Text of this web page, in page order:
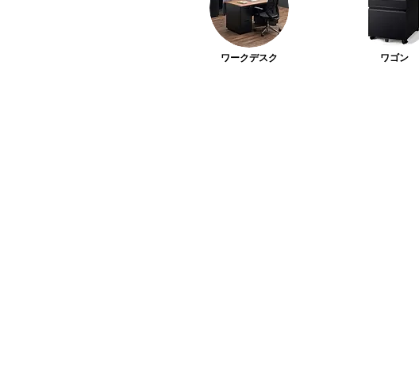
ワークデスク ワゴン